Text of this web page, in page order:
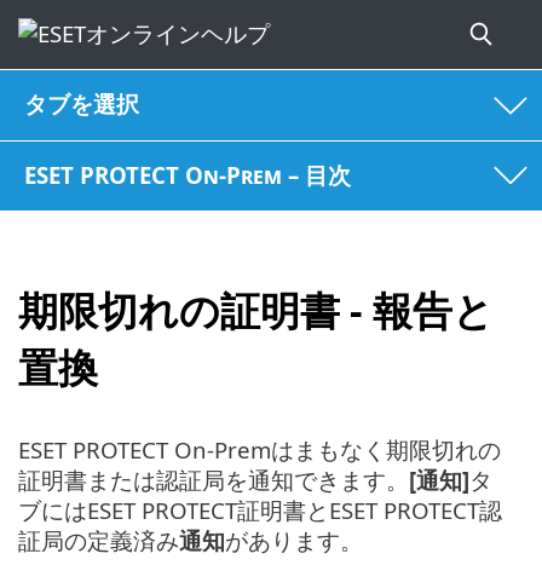
タブを選択
ESET PROTECT On-Prem – 目次
期限切れの証明書 - 報告と
置換
ESET PROTECT On-Premはまもなく期限切れの
証明書または認証局を通知できます。 [通知]タ
ブにはESET PROTECT証明書とESET PROTECT認
証局の定義済み通知があります。